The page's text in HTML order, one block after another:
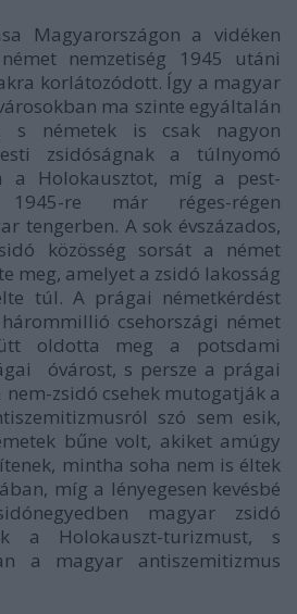
Magyarországon a vidéken
nemzetiség 1945 utáni
korlátozódott. Így a magyar
ma szinte egyáltalán
s németek is csak nagyon
zsidóságnak a túlnyomó
a Holokausztot, míg a pest-
re már réges-régen
tengerben. A sok évszázados,
közösség sorsát a német
meg, amelyet a zsidó lakosság
túl. A prágai németkérdést
csehországi német
oldotta meg a potsdami
óvárost, s persze a prágai
zsidó csehek mutogatják a
szó sem esik,
bűne volt, akiket amúgy
mintha soha nem is éltek
míg a lényegesen kevésbé
magyar zsidó
a Holokauszt-turizmust, s
a magyar antiszemitizmus